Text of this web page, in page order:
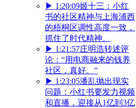
▶ 1:20:09姬十三：小红
书的社区精神与上海浦西
的梧桐区调性高度一致，
抓住了时代精神。
▶ 1:21:57庄明浩转述评
论：“用电商融来的钱养
社区，真好。”
▶ 1:23:05潘乱抛出现实
问题：小红书要发力视频
和直播，迎接从1亿到3亿